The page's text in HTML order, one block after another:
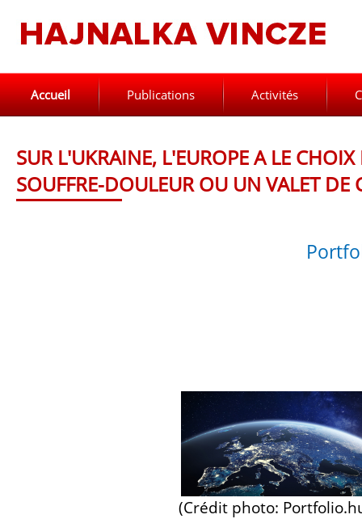
Accueil Publications Activités
SUR L'UKRAINE, L'EUROPE A LE CHOIX
SOUFFRE-DOULEUR OU UN VALET DE
(Crédit photo: